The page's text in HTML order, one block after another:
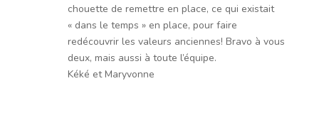
chouette de remettre en place, ce qui existait
« dans le temps » en place, pour faire
redécouvrir les valeurs anciennes! Bravo à vous
deux, mais aussi à toute l’équipe.
Kéké et Maryvonne